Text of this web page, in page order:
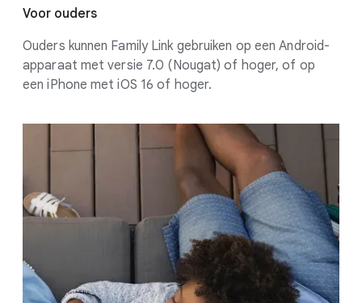
Voor ouders
Ouders kunnen Family Link gebruiken op een Android-
apparaat met versie 7.0 (Nougat) of hoger, of op
een iPhone met iOS 16 of hoger.